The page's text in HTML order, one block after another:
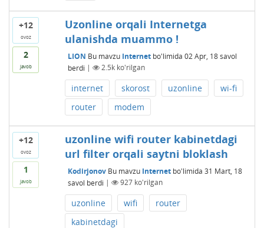
+12
ovoz
2
javob
Uzonline orqali Internetga
ulanishda muammo !
LION Bu mavzu Internetbo'limida 02 Apr, 18 savol
berdi | 2.5kko'rilgan
internet skorost uzonline
wi-fi
router
modem
+12
ovoz
1
javob
uzonline wifi router kabinetdagi
url filter orqali saytni bloklash
Kodirjonov Bu mavzu Internetbo'limida 31 Mart, 18
savol berdi | 927ko'rilgan
uzonline wifi
router
kabinetdagi